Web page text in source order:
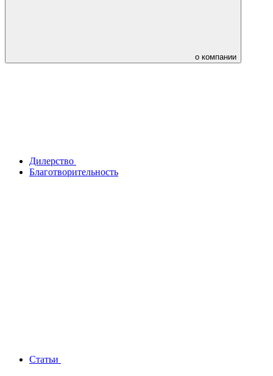
о компании
Дилерство
Благотворительность
Статьи